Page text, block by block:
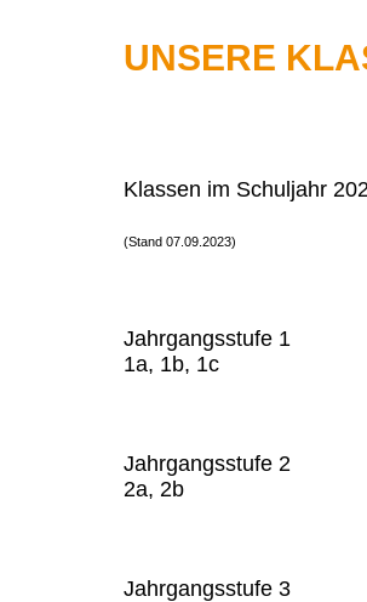
UNSERE
Klassen im Schuljahr
(Stand 07.09.2023)
Jahrgangsstufe 1
1a, 1b, 1c
Jahrgangsstufe 2
2a, 2b
Jahrgangsstufe 3